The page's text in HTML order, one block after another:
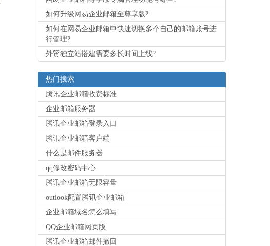
如何升级网易企业邮箱至尊享版?
如何在网易企业邮箱中快速切换多个自己的邮箱账号进
行管理?
外贸独立站搭建需要多长时间上线?
热门搜索
腾讯企业邮箱收费标准
企业邮箱服务器
腾讯企业邮箱登录入口
腾讯企业邮箱客户端
什么是邮件服务器
qq修改密码中心
腾讯企业邮箱无限容量
outlook配置腾讯企业邮箱
企业邮箱域名怎么填写
QQ企业邮箱网页版
腾讯企业邮箱邮件撤回